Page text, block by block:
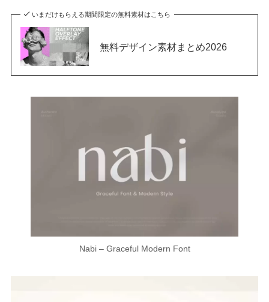
いまだけもらえる期間限定の無料素材はこちら
無料デザイン素材まとめ2026
Nabi – Graceful Modern Font